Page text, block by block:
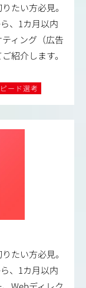
たい方必見。
、1カ月以内
ィング（広告
紹介します。
ード選考
たい方必見。
、1カ月以内